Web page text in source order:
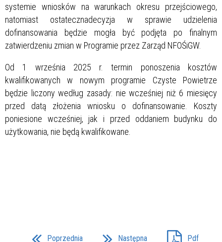
systemie wniosków na warunkach okresu przejściowego,
natomiast ostatecznadecyzja w sprawie udzielenia
dofinansowania będzie mogła być podjęta po finalnym
zatwierdzeniu zmian w Programie przez Zarząd NFOŚiGW.
Od 1 września 2025 r. termin ponoszenia kosztów
kwalifikowanych w nowym programie Czyste Powietrze
będzie liczony według zasady: nie wcześniej niż 6 miesięcy
przed datą złożenia wniosku o dofinansowanie. Koszty
poniesione wcześniej, jak i przed oddaniem budynku do
użytkowania, nie będą kwalifikowane.
Poprzednia Następna Pdf